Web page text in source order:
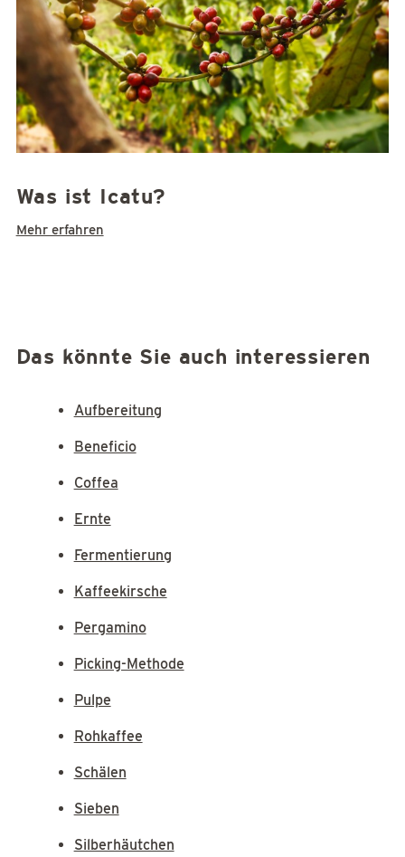
Was ist Icatu?
Mehr erfahren
Das könnte Sie auch interessieren
Aufbereitung
Beneficio
Coffea
Ernte
Fermentierung
Kaffeekirsche
Pergamino
Picking-Methode
Pulpe
Rohkaffee
Schälen
Sieben
Silberhäutchen